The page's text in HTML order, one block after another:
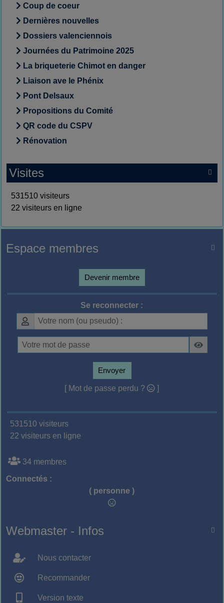
Coup de coeur
Dernières nouvelles
Dossiers valenciennois
Journées du Patrimoine 2025
La briqueterie Chimot en danger
Liaison ave le Phénix
Pont Delsaux
Propositions du Comité
QR code du CSPV
Rénovation

Visites
531510 visiteurs
22 visiteurs en ligne

Espace membres
Devenir membre
Se reconnecter :
Envoyer
[ Mot de passe perdu ? ]
531510 visiteurs
22 visiteurs en ligne
34 membres
Connectés :
( personne )

Webmaster - Infos
Nous contacter
Recommander
Version texte